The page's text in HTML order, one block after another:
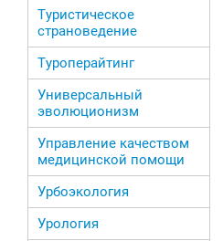
Туристическое
страноведение
Туроперайтинг
Универсальный
эволюционизм
Управление качеством
медицинской помощи
Урбоэкология
Урология